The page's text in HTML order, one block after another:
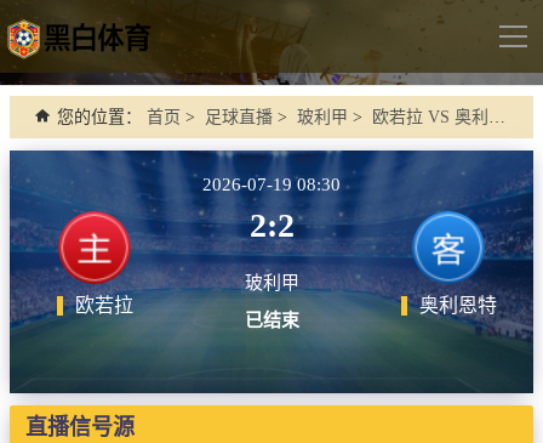
导
首页
德甲
法甲
西甲
世界杯
您的位置： 首页 > 足球直播 > 玻利甲 > 欧若拉 VS 奥利恩特
欧若拉
2026-07-19 08:30
2:2
玻利甲
已结束
奥利恩特
直播信号源